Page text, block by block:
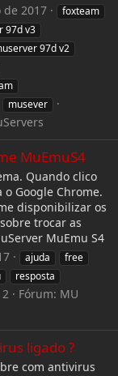
de 2017
foxteam
97d v3
97d v2
musever
MuEmuS4
Quando clico
Google Chrome.
disponibilizar os
trocar as
MuEmu S4
ajuda
free
resposta
Fórum: MU
ligado ?
com antivirus